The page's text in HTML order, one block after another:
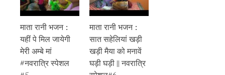
माता रानी भजन :
यहीं पे मिल जायेगी
मेरी अम्बे मां
#नवरात्रि स्पेशल
माता रानी भजन :
सात सहेलियां खड़ी
खड़ी मैया को मनावें
घड़ी घड़ी || नवरात्रि